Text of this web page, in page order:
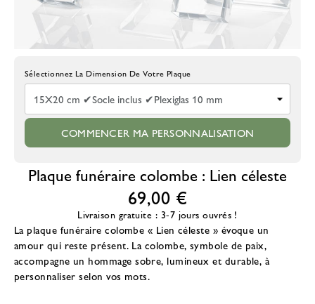
Choisissez La Taille De La Plaque
COMMENCER MA PERSONNALISATION
Plaque funéraire colombe : Lien céleste
69,00 €
Livraison gratuite : 3-7 jours ouvrés !
La plaque funéraire colombe « Lien céleste » évoque un
amour qui reste présent. La colombe, symbole de paix,
accompagne un hommage sobre, lumineux et durable, à
personnaliser selon vos mots.